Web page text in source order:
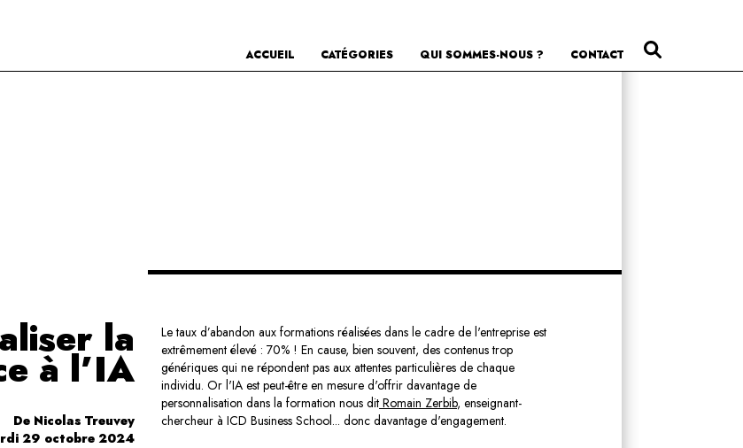
ACCUEIL CATÉGORIES QUI SOMMES-NOUS ? CONTACT
la
à l’IA
De Nicolas Treuvey
29 octobre 2024
Le taux d’abandon aux formations réalisées dans le cadre de l'entreprise est
extrêmement élevé : 70% ! En cause, bien souvent, des contenus trop
génériques qui ne répondent pas aux attentes particulières de chaque
individu. Or l'IA est peut-être en mesure d'offrir davantage de
personnalisation dans la formation nous dit Romain Zerbib, enseignant-
chercheur à ICD Business School... donc davantage d'engagement.